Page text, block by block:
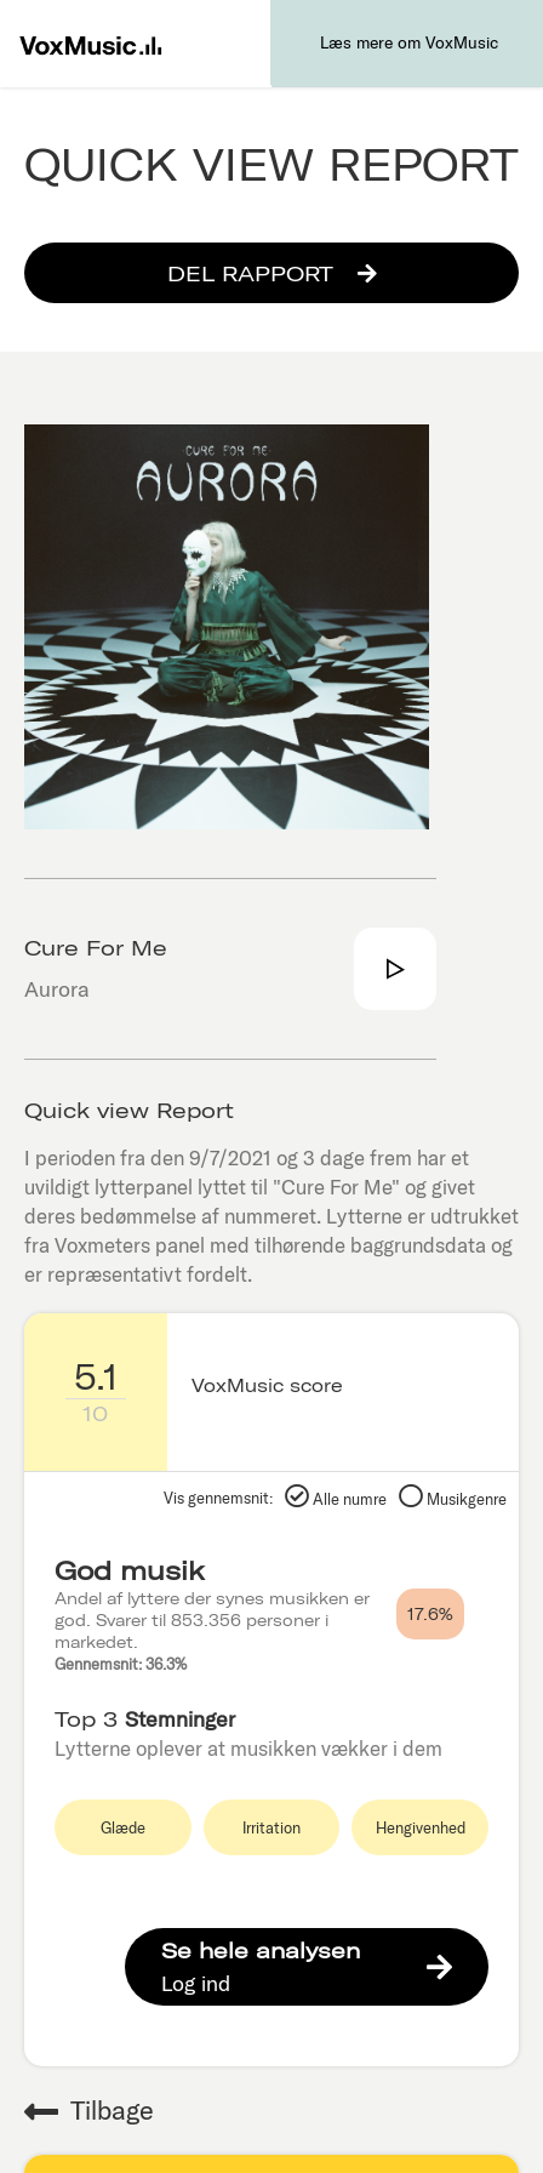
Læs mere om VoxMusic
QUICK VIEW REPORT
DEL RAPPORT
Cure For Me
Aurora
Quick view Report
I perioden fra den9/7/2021 og 3 dage frem har et
uvildigt lytterpanel lyttet til "Cure For Me" og givet
deres bedømmelse af nummeret. Lytterne er udtrukket
fra Voxmeters panel med tilhørende baggrundsdata og
er repræsentativt fordelt.
5.1
10
VoxMusic score
Vis gennemsnit: Alle numre Musikgenre
God musik
Andel af lyttere der synes musikken er
god. Svarer til 853.356 personer i
markedet.
Gennemsnit: 36.3%
17.6%
Top 3 Stemninger
Lytterne oplever at musikken vækker i dem
Glæde Irritation Hengivenhed
Se hele analysen
Log ind
Tilbage